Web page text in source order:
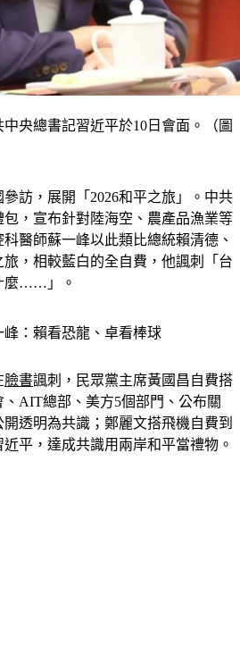
央總書記習近平於10日會面。（圖
訪，展開「2026和平之旅」。中共
，宣布針對陸海空、農產品漁業等
醫師蘇一峰以此類比總統賴清德、
，相較藍白的全自費，他諷刺「台
麼……」。
：賴看恐龍、卓看棒球
臉書諷刺，民眾黨主席黃國昌自費搭
AIT總部、美方5個部門、公布關
透明為共識；鄭麗文搭飛機自費到
平，達成共識用兩岸和平當禮物。